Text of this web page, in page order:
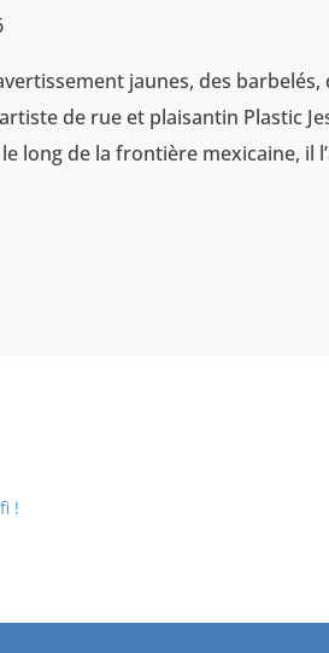
jaunes, des
de rue et plaisantin Plastic
long de la frontière mexicaine, il
!